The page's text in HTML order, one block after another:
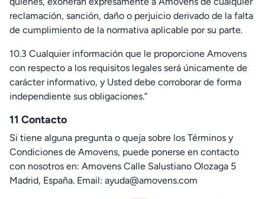
reclamación, sanción, daño o perjuicio derivado de la falta
de cumplimiento de la normativa aplicable por su parte.
10.3 Cualquier información que le proporcione Amovens
con respecto a los requisitos legales será únicamente de
carácter informativo, y Usted debe corroborar de forma
independiente sus obligaciones.”
11 Contacto
Si tiene alguna pregunta o queja sobre los Términos y
Condiciones de Amovens, puede ponerse en contacto
con nosotros en: Amovens Calle Salustiano Olozaga 5
Madrid, España. Email: ayuda@amovens.com